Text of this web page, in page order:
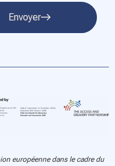
Envoyer
européenne dans le cadre du